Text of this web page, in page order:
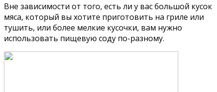
Вне зависимости от того, есть ли у вас большой кусок
мяса, который вы хотите приготовить на гриле или
тушить, или более мелкие кусочки, вам нужно
использовать пищевую соду по-разному.